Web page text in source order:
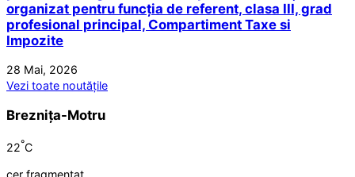
organizat pentru funcția de referent, clasa III, grad
profesional principal, Compartiment Taxe si
Impozite
28 Mai, 2026
Vezi toate noutățile
Breznița-Motru
22°C
cer fragmentat